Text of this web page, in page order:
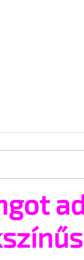
Támogathatsz
Te is részt
Pride